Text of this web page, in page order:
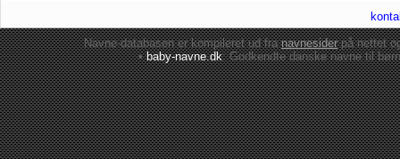
Navne-databasen er kompileret ud franavnesiderpå nettet
•baby-navne.dk: Godkendte danskenavne til børn